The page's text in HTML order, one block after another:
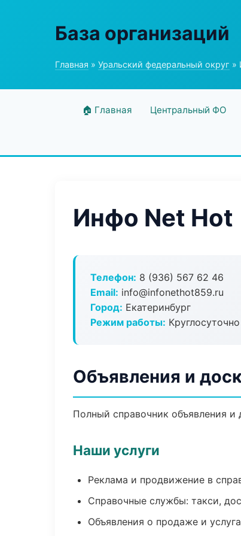
База организаций
Главная » Уральский федеральный округ »
🏠 Главная Центральный ФО
Инфо Net Hot
Телефон: 8 (936) 567 62 46
Email: info@infonethot859.ru
Город: Екатеринбург
Режим работы: Круглосуточно
Объявления и
Полный справочник объявления и
Наши услуги
Реклама и продвижение в
Справочные службы: такси,
Объявления о продаже и